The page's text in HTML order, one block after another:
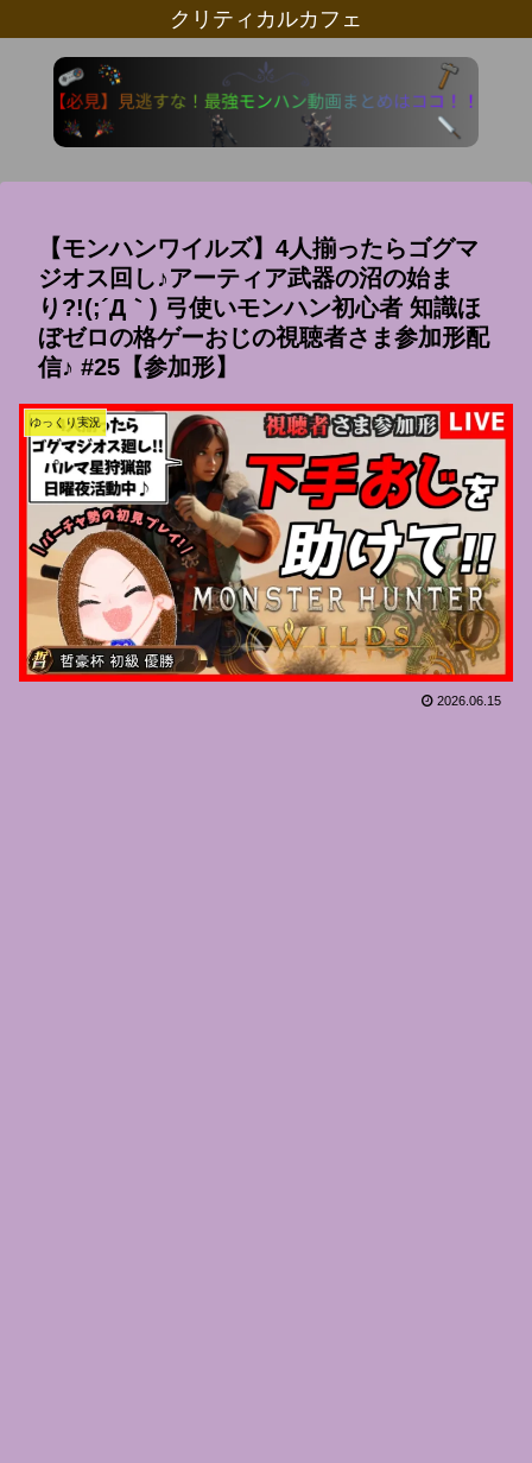
クリティカルカフェ
【モンハンワイルズ】4人揃ったらゴグマ
ジオス回し♪アーティア武器の沼の始ま
り?!(;´Д｀) 弓使いモンハン初心者 知識ほ
ぼゼロの格ゲーおじの視聴者さま参加形配
信♪ #25【参加形】
ゆっくり実況
2026.06.15